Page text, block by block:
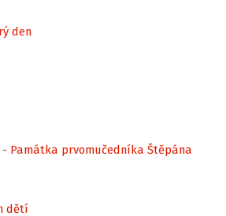
den
Památka prvomučedníka Štěpána
dětí